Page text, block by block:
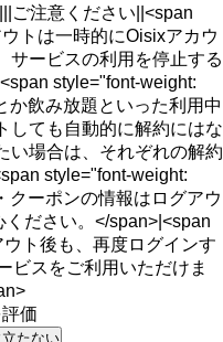
ご注意ください||<span
トは一時的にOisixアカウ
サービスの利用を停止する
style="font-weight:
か飲み放題といった利用中
しても自動的に解約にはな
い場合は、それぞれの解約
style="font-weight:
クーポンの情報はログアウ
ください。</span>|<span
ト後も、再度ログインす
ビスをご利用いただけま
価
たない